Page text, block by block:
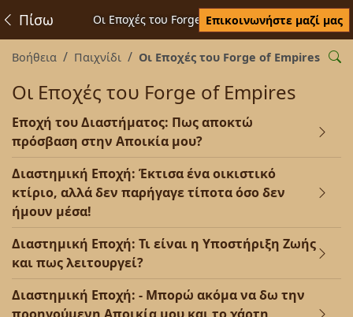
Οι Εποχές του Forge of Empires
Πίσω Επικοινωνήστε μαζί μας
Βοήθεια Παιχνίδι Οι Εποχές του Forge of Empires
Οι Εποχές του Forge of Empires
Εποχή του Διαστήματος: Πως αποκτώ
πρόσβαση στην Αποικία μου?
Διαστημική Εποχή: Έκτισα ένα οικιστικό
κτίριο, αλλά δεν παρήγαγε τίποτα όσο δεν
ήμουν μέσα!
Διαστημική Εποχή: Τι είναι η Υποστήριξη Ζωής
και πως λειτουργεί?
Διαστημική Εποχή: - Μπορώ ακόμα να δω την